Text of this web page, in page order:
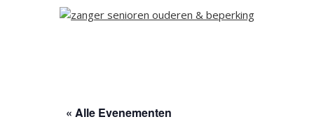
« Alle Evenementen